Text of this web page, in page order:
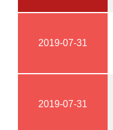
2019-07-31
2019-07-31